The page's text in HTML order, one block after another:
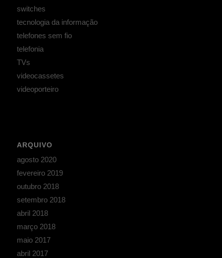
switches
tecnologia da informação
telefones sem fio
telefonia
TVs
videocassetes
videoporteiro
ARQUIVO
agosto 2020
fevereiro 2019
outubro 2018
setembro 2018
abril 2018
março 2018
maio 2017
abril 2017